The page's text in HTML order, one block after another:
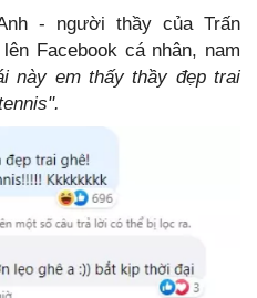
- người thầy của Trấn
Facebook cá nhân, nam
này em thấy thầy đẹp trai